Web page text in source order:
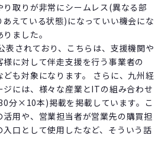
取りが非常にシームレス(異なる部
えている状態)になっていい機会にな
ました。
表されており、こちらは、支援機関や
に対して伴走支援を行う事業者の
も対象になります。 さらに、九州経
には、様々な産業とITの組み合わせ
分×10本)掲載を掲載しています。こ
用や、営業担当者が営業先の購買担
口として使用したなど、そういう話